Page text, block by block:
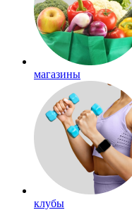
магазины
клубы